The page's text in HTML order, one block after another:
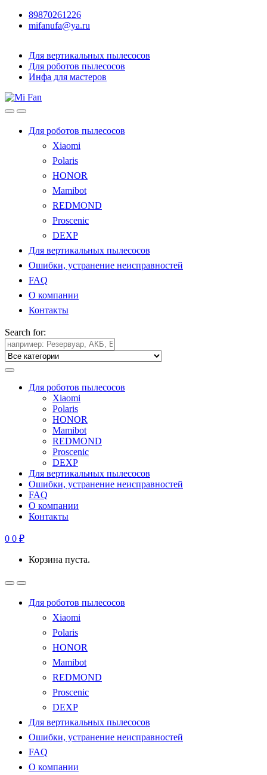
89870261226
mifanufa@ya.ru
Для вертикальных пылесосов
Для роботов пылесосов
Инфа для мастеров
Для роботов пылесосов
Xiaomi
Polaris
HONOR
Mamibot
REDMOND
Proscenic
DEXP
Для вертикальных пылесосов
Ошибки, устранение неисправностей
FAQ
О компании
Контакты
Search for:
Для роботов пылесосов
Xiaomi
Polaris
HONOR
Mamibot
REDMOND
Proscenic
DEXP
Для вертикальных пылесосов
Ошибки, устранение неисправностей
FAQ
О компании
Контакты
0 0 ₽
Корзина пуста.
Для роботов пылесосов
Xiaomi
Polaris
HONOR
Mamibot
REDMOND
Proscenic
DEXP
Для вертикальных пылесосов
Ошибки, устранение неисправностей
FAQ
О компании